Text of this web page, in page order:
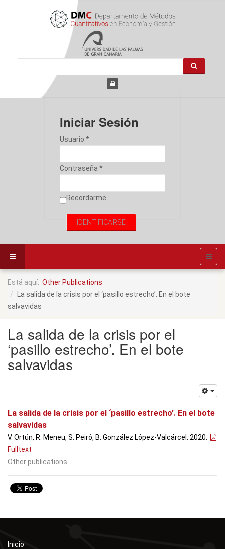
Iniciar Sesión
Usuario *
Contraseña *
Recordarme
Está aquí: Other Publications
La salida de la crisis por el ‘pasillo estrecho’. En el bote
salvavidas
La salida de la crisis por el
‘pasillo estrecho’. En el bote
salvavidas
La salida de la crisis por el ‘pasillo estrecho’. En el bote
salvavidas
V. Ortún, R. Meneu, S. Peiró, B. González López-Valcárcel. 2020.
Fulltext
Other publications
Inicio